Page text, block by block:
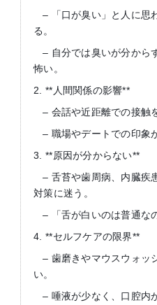
– 「口が臭い」と人に思
る。
– 自分では臭いが分から
怖い。
2. **人間関係の影響**
– 会話や近距離での接触
– 職場やデートでの印象
3. **原因が分からない**
– 舌苔や歯周病、内臓疾
対策に迷う。
– 「舌が白いのは普通な
4. **セルフケアの限界**
– 歯磨きやマウスウォッ
い。
– 唾液が少なく、口腔内